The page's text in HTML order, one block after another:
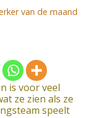
van de maand
is voor veel
ze zien als ze
speelt